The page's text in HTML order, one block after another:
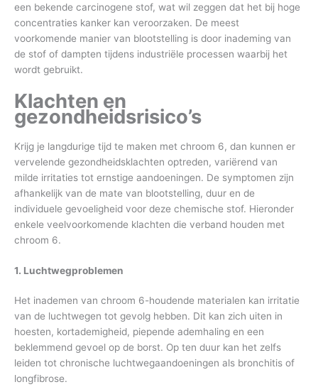
een bekende carcinogene stof, wat wil zeggen dat het bij hoge
concentraties kanker kan veroorzaken. De meest
voorkomende manier van blootstelling is door inademing van
de stof of dampten tijdens industriële processen waarbij het
wordt gebruikt.
Klachten en
gezondheidsrisico’s
Krijg je langdurige tijd te maken met chroom 6, dan kunnen er
vervelende gezondheidsklachten optreden, variërend van
milde irritaties tot ernstige aandoeningen. De symptomen zijn
afhankelijk van de mate van blootstelling, duur en de
individuele gevoeligheid voor deze chemische stof. Hieronder
enkele veelvoorkomende klachten die verband houden met
chroom 6.
1. Luchtwegproblemen
Het inademen van chroom 6-houdende materialen kan irritatie
van de luchtwegen tot gevolg hebben. Dit kan zich uiten in
hoesten, kortademigheid, piepende ademhaling en een
beklemmend gevoel op de borst. Op ten duur kan het zelfs
leiden tot chronische luchtwegaandoeningen als bronchitis of
longfibrose.